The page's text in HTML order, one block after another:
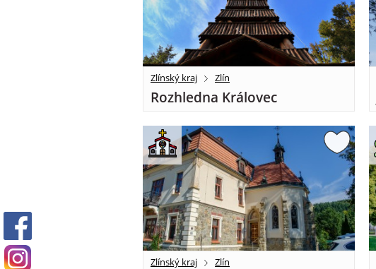
Zlínský kraj Zlín
Rozhledna Královec
Zlínský kraj Zlín